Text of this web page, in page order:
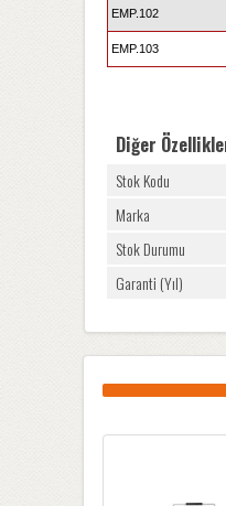
EMP.102
EMP.103
Diğer
Stok Kodu
Marka
Stok Durumu
Garanti (Yıl)